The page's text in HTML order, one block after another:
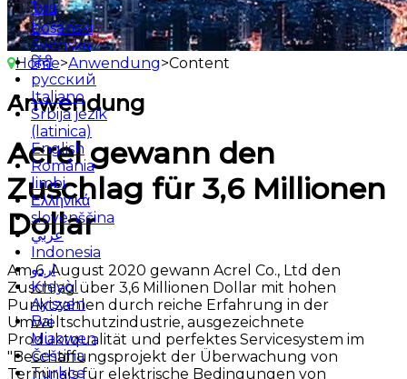
ไทย
bosanski
Svenska
हिंदी
русский
Italiano
Srbija jezik
(latinica)
English
România
limbi
Ελληνικά
slovenščina
عربي
Indonesia
اردو
Kreyòl
Ayisyen
Bai
Miaowen
Čeština
Türkçe
Home>Anwendung>Content
Anwendung
Acrel gewann den
Zuschlag für 3,6 Millionen
Dollar
Am 6. August 2020 gewann Acrel Co., Ltd den
Zuschlag über 3,6 Millionen Dollar mit hohen
Punktzahlen durch reiche Erfahrung in der
Umweltschutzindustrie, ausgezeichnete
Produktqualität und perfektes Servicesystem im
"Beschaffungsprojekt der Überwachung von
Terminals für elektrische Bedingungen von